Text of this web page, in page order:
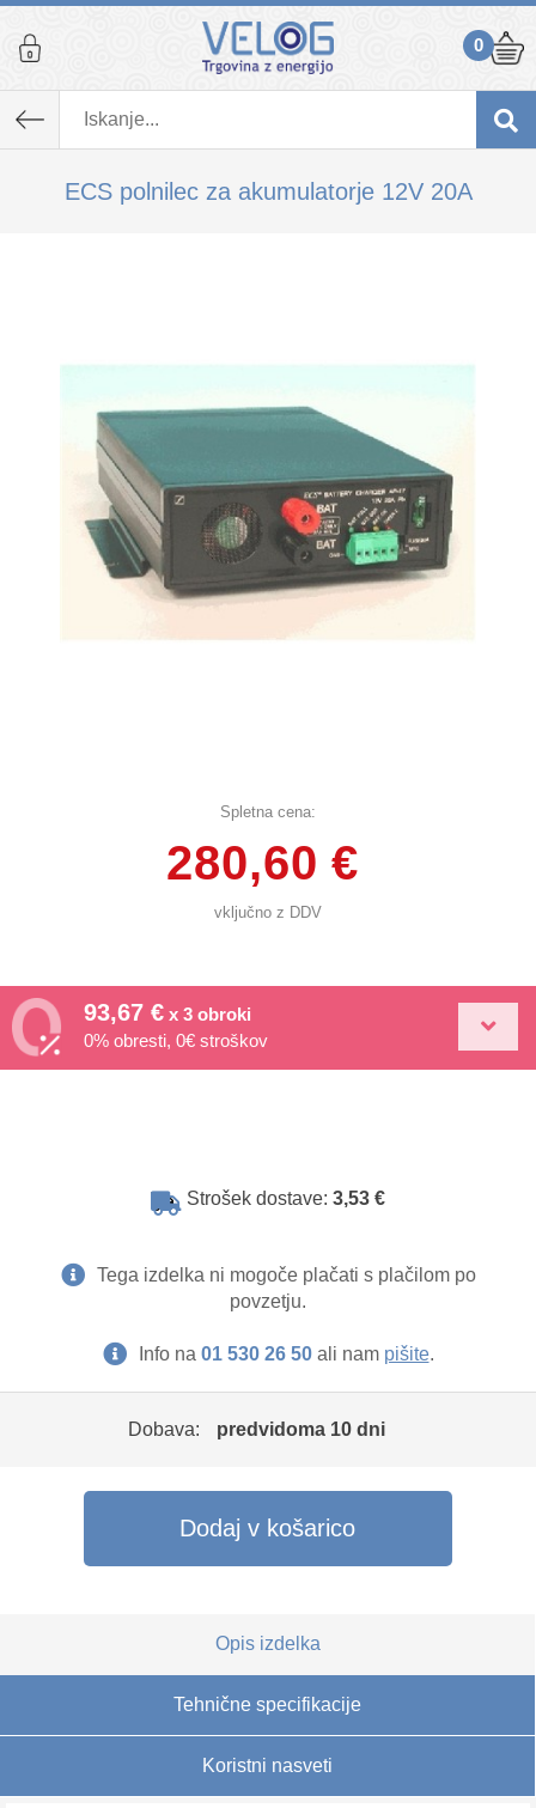
0
ECS polnilec za akumulatorje 12V 20A
Spletna cena:
280,60 €
vključno z DDV
93,67 € x 3 obroki
0% obresti, 0€ stroškov
Strošek dostave: 3,53 €
Tega izdelka ni mogoče plačati s plačilom po
povzetju.
Info na 01 530 26 50ali nam pišite.
Dobava: predvidoma 10 dni
priporočamo tudi...
Dodaj v košarico
Opis izdelka
Tehnične specifikacije
Koristni nasveti